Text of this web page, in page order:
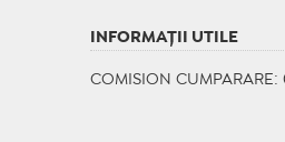
INFORMAŢII UTILE
COMISION CUMPARARE: